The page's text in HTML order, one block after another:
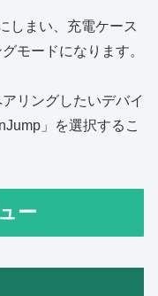
しまい、充電ケース
モードになります。
リングしたいデバイ
」を選択するこ
ー